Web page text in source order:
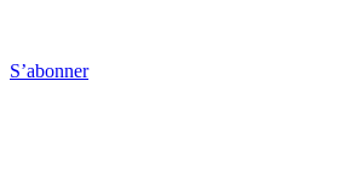
S’abonner